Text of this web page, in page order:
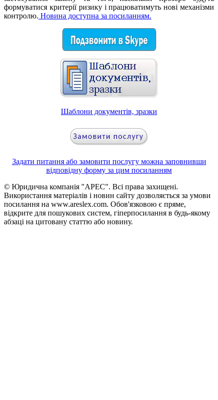
формуватися критерії ризику і працюватимуть нові механізми
контролю. Новина доступна за посиланням.
Шаблони документiв, зразки
Задати питання або замовити послугу можна заповнивши
відповідну форму за цим посиланням
© Юридична компанія "АРЕС". Всі права захищені.
Використання матеріалів і новин сайту дозволяється за умови
посилання на www.areslex.com. Обов'язковою є пряме,
відкрите для пошукових систем, гіперпосилання в будь-якому
абзаці на цитовану статтю або новину.